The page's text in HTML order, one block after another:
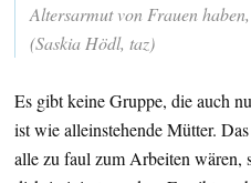
Altersarmut von Frauen
(Saskia Hödl, taz)
Es gibt keine Gruppe, die auch
ist wie alleinstehende Mütter.
alle zu faul zum Arbeiten wären,